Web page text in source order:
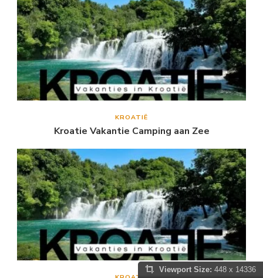
KROATIË
Kroatie Vakantie Camping aan Zee
Viewport Size: 448 x 14336